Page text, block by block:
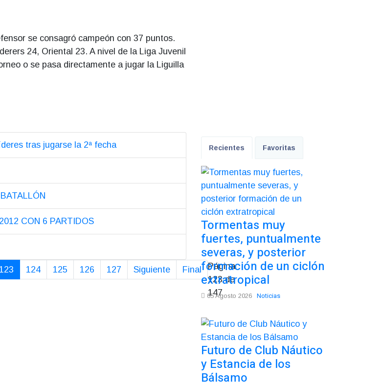
se consagró campeón con 37 puntos.
24, Oriental 23. A nivel de la Liga Juvenil
o se pasa directamente a jugar la Liguilla
tras jugarse la 2ª fecha
CON 6 PARTIDOS
123 124 125 126 127 Siguiente Final
Página
123 de
147
Recientes Favoritas
Tormentas muy
fuertes, puntualmente
severas, y posterior
formación de un ciclón
extratropical
05 Agosto 2026 Noticias
Futuro de Club Náutico
y Estancia de los
Bálsamo